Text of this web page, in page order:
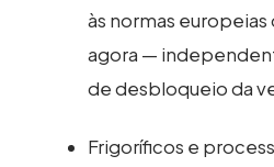
às normas
agora —
de desbloqueio da
Frigoríficos e